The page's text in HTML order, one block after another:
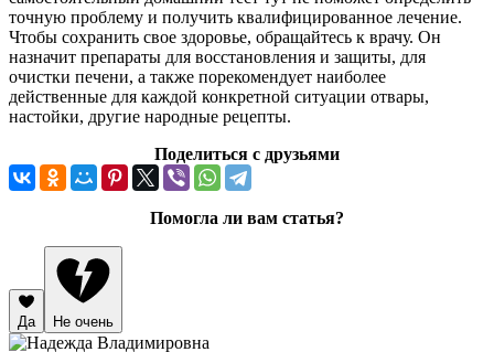
точную проблему и получить квалифицированное лечение.
Чтобы сохранить свое здоровье, обращайтесь к врачу. Он
назначит препараты для восстановления и защиты, для
очистки печени, а также порекомендует наиболее
действенные для каждой конкретной ситуации отвары,
настойки, другие народные рецепты.
Поделиться с друзьями
Помогла ли вам статья?
Да Не очень